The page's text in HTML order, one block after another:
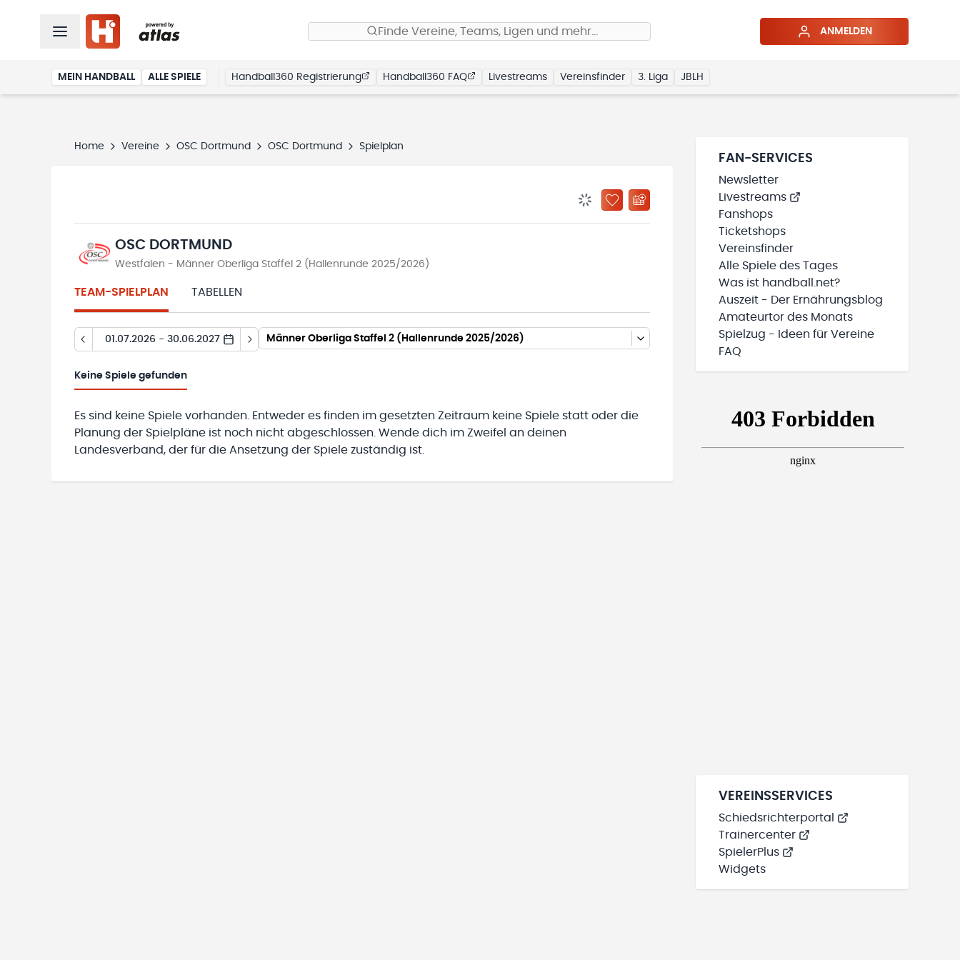
Finde Vereine, Teams, Ligen und mehr… ANMELDEN
MEIN HANDBALL ALLE SPIELE Handball360 Registrierung Handball360 FAQ Livestreams Vereinsfinder 3. Liga JBLH
Home Vereine OSC Dortmund OSC Dortmund Spielplan
BENACHRICHTIGUNGSSTATUS WIRD GELADEN
ZU „MEINE TEAMS“ HINZUFÜGEN
OSC DORTMUND
Westfalen - Männer Oberliga Staffel 2 (Hallenrunde 2025/2026)
TEAM-SPIELPLAN TABELLEN
01.07.2026 - 30.06.2027 Männer Oberliga Staffel 2 (Hallenrunde 2025/2026)
Keine Spiele gefunden
Es sind keine Spiele vorhanden. Entweder es finden im gesetzten Zeitraum keine Spiele statt oder die
Planung der Spielpläne ist noch nicht abgeschlossen. Wende dich im Zweifel an deinen
Landesverband, der für die Ansetzung der Spiele zuständig ist.
FAN-SERVICES
Newsletter
Livestreams
Fanshops
Ticketshops
Vereinsfinder
Alle Spiele des Tages
Was ist handball.net?
Auszeit - Der Ernährungsblog
Amateurtor des Monats
Spielzug - Ideen für Vereine
FAQ
VEREINSSERVICES
Schiedsrichterportal
Trainercenter
SpielerPlus
Widgets